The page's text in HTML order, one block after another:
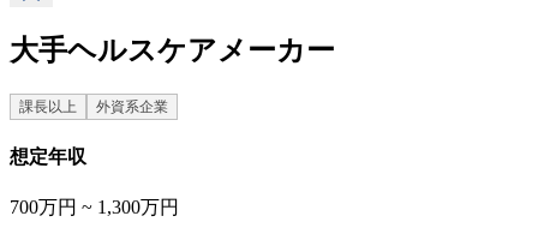
大手ヘルスケアメーカー
課長以上 外資系企業
想定年収
700万円 ~ 1,300万円